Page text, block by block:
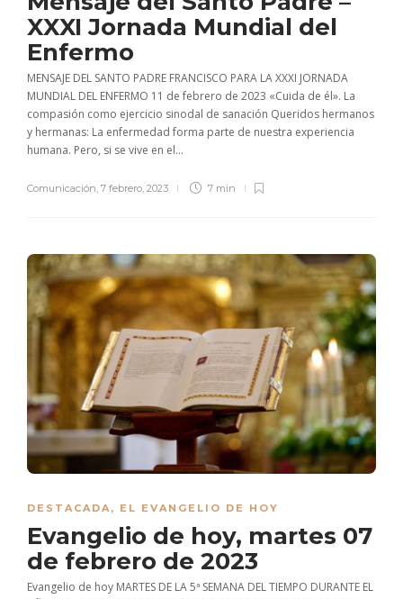
XXXI Jornada Mundial del
Enfermo
MENSAJE DEL SANTO PADRE FRANCISCO PARA LA XXXI JORNADA
MUNDIAL DEL ENFERMO 11 de febrero de 2023 «Cuida de él». La
compasión como ejercicio sinodal de sanación Queridos hermanos
y hermanas: La enfermedad forma parte de nuestra experiencia
humana. Pero, si se vive en el...
Comunicación, 7 febrero, 2023 7 min
DESTACADA, EL EVANGELIO DE HOY
Evangelio de hoy, martes 07
de febrero de 2023
Evangelio de hoy MARTES DE LA 5ª SEMANA DEL TIEMPO DURANTE EL